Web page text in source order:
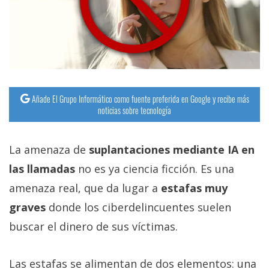
Añade El Grupo Informático como fuente preferida en Google y recibe más
noticias sobre tecnología
La amenaza de suplantaciones mediante IA en
las llamadas no es ya ciencia ficción. Es una
amenaza real, que da lugar a estafas muy
graves donde los ciberdelincuentes suelen
buscar el dinero de sus víctimas.
Las estafas se alimentan de dos elementos: una